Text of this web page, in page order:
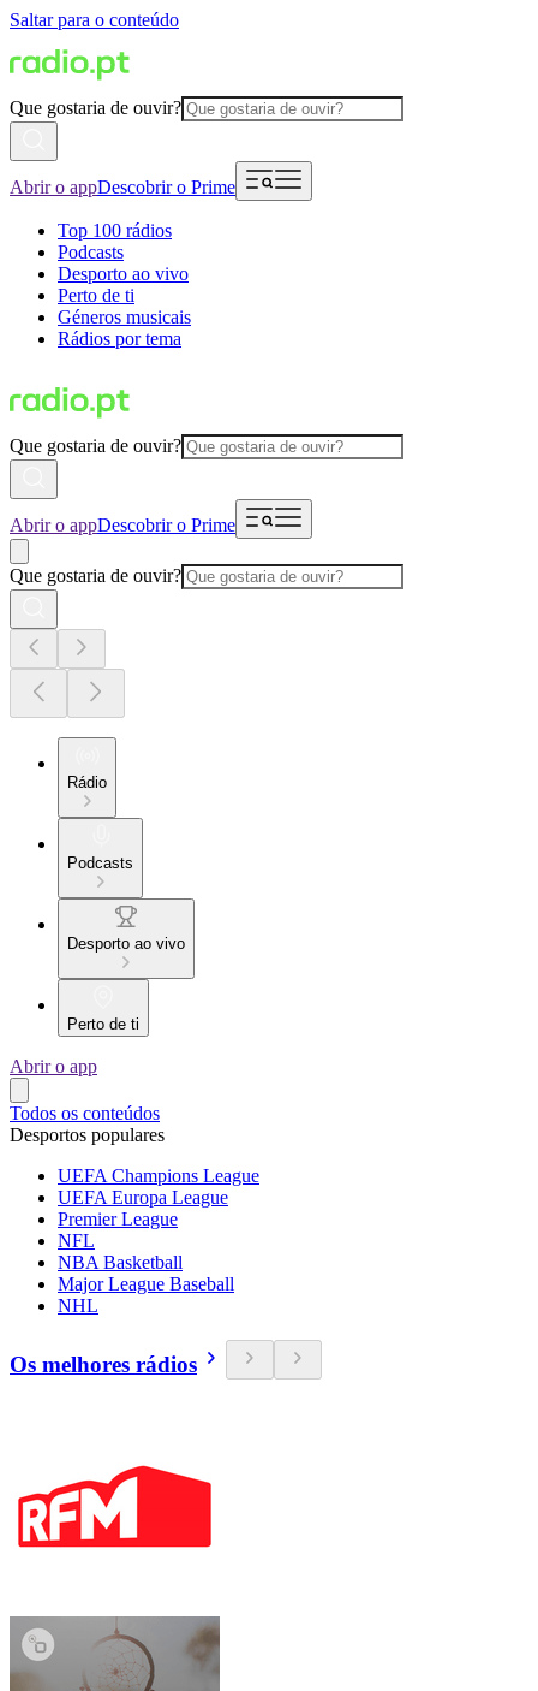
Saltar para o conteúdo
Que gostaria de ouvir?
Abrir o appDescobrir o Prime
Top 100 rádios
Podcasts
Desporto ao vivo
Perto de ti
Géneros musicais
Rádios por tema
Que gostaria de ouvir?
Abrir o appDescobrir o Prime
Que gostaria de ouvir?
Rádio
Podcasts
Desporto ao vivo
Perto de ti
Abrir o app
Todos os conteúdos
Desportos populares
UEFA Champions League
UEFA Europa League
Premier League
NFL
NBA Basketball
Major League Baseball
NHL
Os melhores rádios